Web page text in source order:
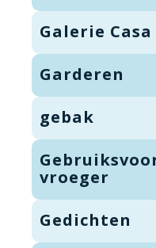
Galerie Casa
Garderen
gebak
vroeger
Gedichten